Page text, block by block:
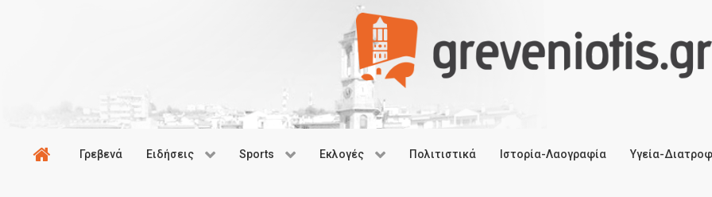
Γρεβενά Ειδήσεις Sports Εκλογές Πολιτιστικά Ιστορία-Λαογραφία Υγεία-